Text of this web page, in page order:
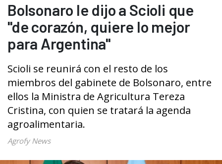
Bolsonaro le dijo a Scioli que
"de corazón, quiere lo mejor
para Argentina"
Scioli se reunirá con el resto de los
miembros del gabinete de Bolsonaro, entre
ellos la Ministra de Agricultura Tereza
Cristina, con quien se tratará la agenda
agroalimentaria.
Agrofy News